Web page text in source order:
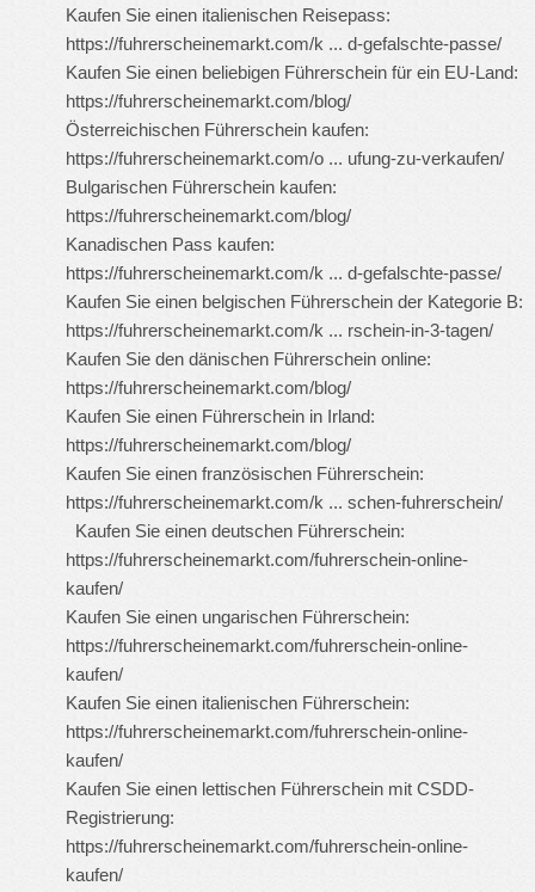
Kaufen Sie einen italienischen Reisepass:
https://fuhrerscheinemarkt.com/k ... d-gefalschte-passe/
Kaufen Sie einen beliebigen Führerschein für ein EU-Land:
https://fuhrerscheinemarkt.com/blog/
Österreichischen Führerschein kaufen:
https://fuhrerscheinemarkt.com/o ... ufung-zu-verkaufen/
Bulgarischen Führerschein kaufen:
https://fuhrerscheinemarkt.com/blog/
Kanadischen Pass kaufen:
https://fuhrerscheinemarkt.com/k ... d-gefalschte-passe/
Kaufen Sie einen belgischen Führerschein der Kategorie B:
https://fuhrerscheinemarkt.com/k ... rschein-in-3-tagen/
Kaufen Sie den dänischen Führerschein online:
https://fuhrerscheinemarkt.com/blog/
Kaufen Sie einen Führerschein in Irland:
https://fuhrerscheinemarkt.com/blog/
Kaufen Sie einen französischen Führerschein:
https://fuhrerscheinemarkt.com/k ... schen-fuhrerschein/
Kaufen Sie einen deutschen Führerschein:
https://fuhrerscheinemarkt.com/fuhrerschein-online-
kaufen/
Kaufen Sie einen ungarischen Führerschein:
https://fuhrerscheinemarkt.com/fuhrerschein-online-
kaufen/
Kaufen Sie einen italienischen Führerschein:
https://fuhrerscheinemarkt.com/fuhrerschein-online-
kaufen/
Kaufen Sie einen lettischen Führerschein mit CSDD-
Registrierung:
https://fuhrerscheinemarkt.com/fuhrerschein-online-
kaufen/